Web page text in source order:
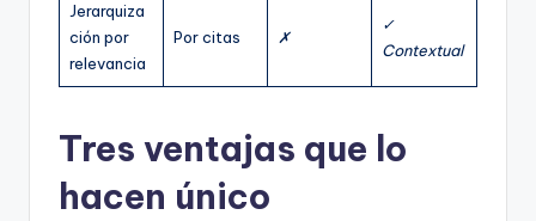
Jerarquiza
ción por
relevancia
Por citas ✗
✓
Contextual
Tres ventajas que lo
hacen único